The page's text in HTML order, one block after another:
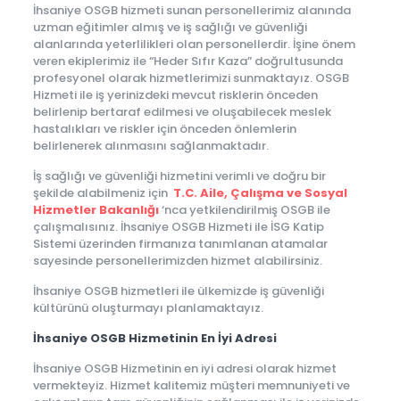
İhsaniye OSGB hizmeti sunan personellerimiz alanında
uzman eğitimler almış ve iş sağlığı ve güvenliği
alanlarında yeterlilikleri olan personellerdir. İşine önem
veren ekiplerimiz ile “Heder Sıfır Kaza” doğrultusunda
profesyonel olarak hizmetlerimizi sunmaktayız. OSGB
Hizmeti ile iş yerinizdeki mevcut risklerin önceden
belirlenip bertaraf edilmesi ve oluşabilecek meslek
hastalıkları ve riskler için önceden önlemlerin
belirlenerek alınmasını sağlanmaktadır.
İş sağlığı ve güvenliği hizmetini verimli ve doğru bir
şekilde alabilmeniz için T.C. Aile, Çalışma ve Sosyal
Hizmetler Bakanlığı‘nca yetkilendirilmiş OSGB ile
çalışmalısınız. İhsaniye OSGB Hizmeti ile İSG Katip
Sistemi üzerinden firmanıza tanımlanan atamalar
sayesinde personellerimizden hizmet alabilirsiniz.
İhsaniye OSGB hizmetleri ile ülkemizde iş güvenliği
kültürünü oluşturmayı planlamaktayız.
İhsaniye OSGB Hizmetinin En İyi Adresi
İhsaniye OSGB Hizmetinin en iyi adresi olarak hizmet
vermekteyiz. Hizmet kalitemiz müşteri memnuniyeti ve